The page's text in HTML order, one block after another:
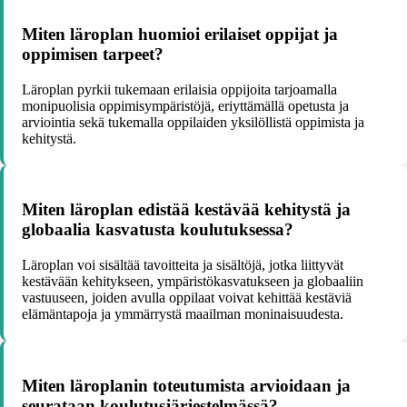
Miten läroplan huomioi erilaiset oppijat ja
oppimisen tarpeet?
Läroplan pyrkii tukemaan erilaisia oppijoita tarjoamalla
monipuolisia oppimisympäristöjä, eriyttämällä opetusta ja
arviointia sekä tukemalla oppilaiden yksilöllistä oppimista ja
kehitystä.
Miten läroplan edistää kestävää kehitystä ja
globaalia kasvatusta koulutuksessa?
Läroplan voi sisältää tavoitteita ja sisältöjä, jotka liittyvät
kestävään kehitykseen, ympäristökasvatukseen ja globaaliin
vastuuseen, joiden avulla oppilaat voivat kehittää kestäviä
elämäntapoja ja ymmärrystä maailman moninaisuudesta.
Miten läroplanin toteutumista arvioidaan ja